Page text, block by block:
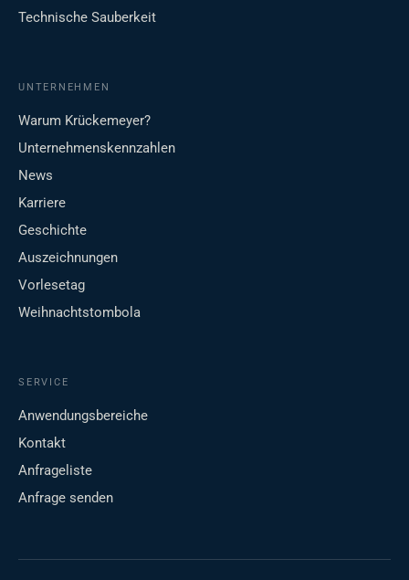
Technische Sauberkeit
UNTERNEHMEN
Warum Krückemeyer?
Unternehmenskennzahlen
News
Karriere
Geschichte
Auszeichnungen
Vorlesetag
Weihnachtstombola
SERVICE
Anwendungsbereiche
Kontakt
Anfrageliste
Anfrage senden